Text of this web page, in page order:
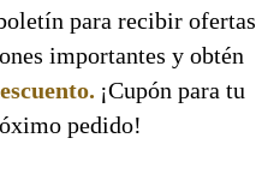
para recibir ofertas
importantes y obtén
¡Cupón para tu
pedido!